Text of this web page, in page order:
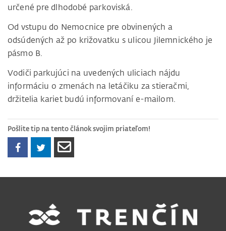
určené pre dlhodobé parkoviská.
Od vstupu do Nemocnice pre obvinených a
odsúdených až po križovatku s ulicou Jilemnického je
pásmo B.
Vodiči parkujúci na uvedených uliciach nájdu
informáciu o zmenách na letáčiku za stieračmi,
držitelia kariet budú informovaní e-mailom.
Pošlite tip na tento článok svojim priateľom!